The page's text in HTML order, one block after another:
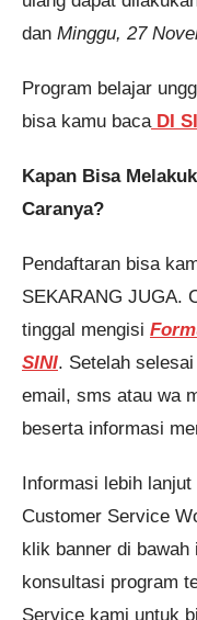
dan Minggu, 27
Program belajar
bisa kamu bacaDI
Kapan Bisa
Caranya?
Pendaftaran bisa
SEKARANG JUGA.
tinggal mengisi
SINI. Setelah
email, sms atau wa
beserta informasi
Informasi lebih
Customer Service
klik banner di
konsultasi program
Service kami untuk